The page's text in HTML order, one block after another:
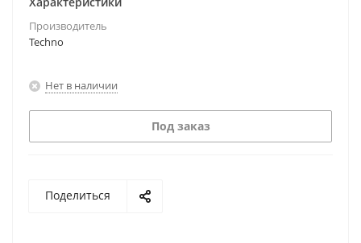
Производитель
Techno
Нет в наличии
Под заказ
Поделиться